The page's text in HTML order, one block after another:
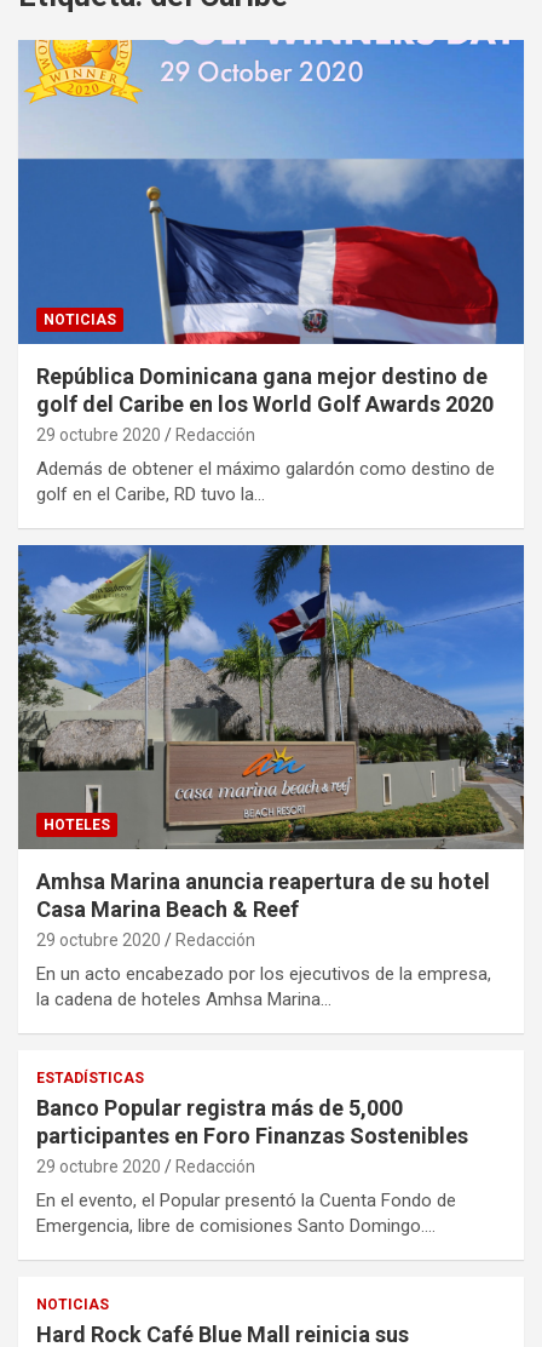
NOTICIAS
República Dominicana gana mejor destino de
golf del Caribe en los World Golf Awards 2020
29 octubre 2020 Redacción
Además de obtener el máximo galardón como destino de
golf en el Caribe, RD tuvo la…
HOTELES
Amhsa Marina anuncia reapertura de su hotel
Casa Marina Beach & Reef
29 octubre 2020 Redacción
En un acto encabezado por los ejecutivos de la empresa,
la cadena de hoteles Amhsa Marina…
ESTADÍSTICAS
Banco Popular registra más de 5,000
participantes en Foro Finanzas Sostenibles
29 octubre 2020 Redacción
En el evento, el Popular presentó la Cuenta Fondo de
Emergencia, libre de comisiones Santo Domingo.…
NOTICIAS
Hard Rock Café Blue Mall reinicia sus